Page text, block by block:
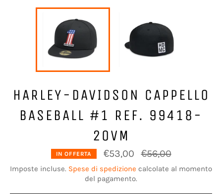
HARLEY-DAVIDSON CAPPELLO
BASEBALL #1 REF. 99418-
20VM
IN OFFERTA €53,00
Prezzo
listino
€56,00
Imposte incluse. Spese di spedizione calcolate al momento
del pagamento.